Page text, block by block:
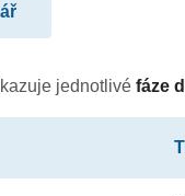
jednotlivéfáze